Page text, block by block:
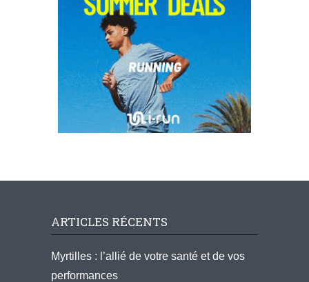
ARTICLES RÉCENTS
Myrtilles : l’allié de votre santé et de vos
performances